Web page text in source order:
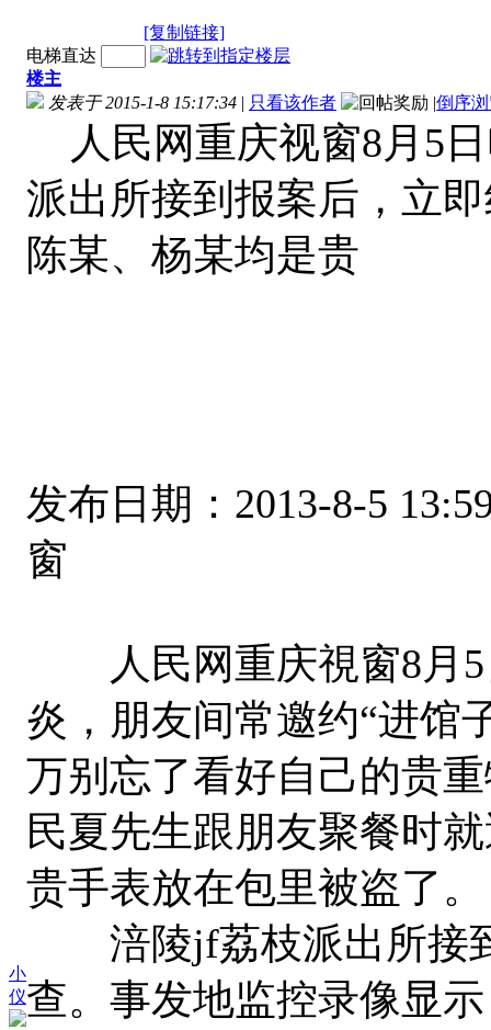
[复制链接]
小
仪
电梯直达
楼主
发表于 2015-1-8 15:17:34 | 只看该作者 |倒序
人民网重庆视窗8月5
派出所接到报案后，立
陈某、杨某均是贵
发布日期：2013-8-5
窗
人民网重庆視窗8月5
炎，朋友间常邀约“进馆
万别忘了看好自己的贵
民夏先生跟朋友聚餐时
贵手表放在包里被盗了。
涪陵jf荔枝派出所接
查。事发地监控录像显